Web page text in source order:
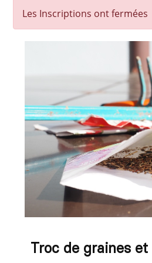
Les Inscriptions ont fermées
Troc de graines